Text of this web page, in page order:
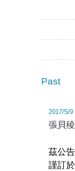
Past
2017/5/9
張貝
茲公
謹訂於